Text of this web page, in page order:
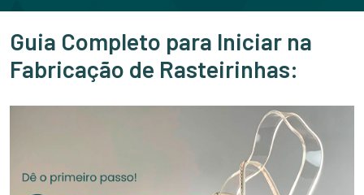
Guia Completo para Iniciar na
Fabricação de Rasteirinhas: